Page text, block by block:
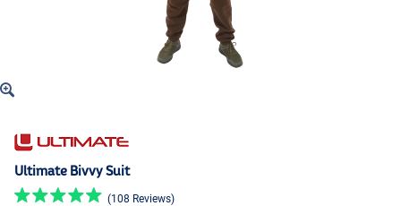
Ultimate Bivvy Suit
(108 Reviews)